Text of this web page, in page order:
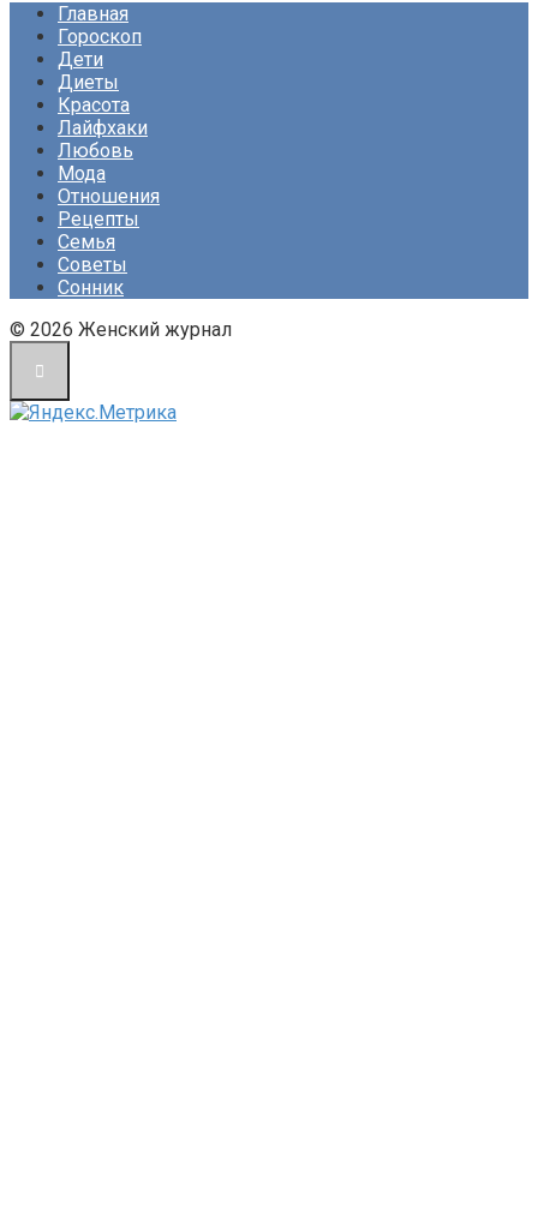
Главная
Гороскоп
Дети
Диеты
Красота
Лайфхаки
Любовь
Мода
Отношения
Рецепты
Семья
Советы
Сонник
© 2026 Женский журнал